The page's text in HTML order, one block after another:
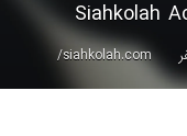
siahkolah.com/